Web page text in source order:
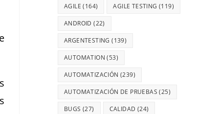
AGILE (164) AGILE TESTING (119)
ANDROID (22)
ARGENTESTING (139)
AUTOMATION (53)
AUTOMATIZACIÓN (239)
AUTOMATIZACIÓN DE PRUEBAS (25)
BUGS (27) CALIDAD (24)